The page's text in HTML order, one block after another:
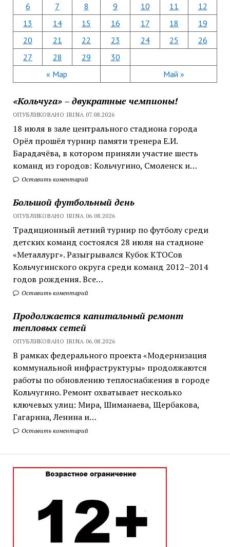
« Мар Май »
6
7 8 9 10 11
12
13
14 15 16 17 18
19
20
21 22 23 24 25
26
27
28 29 30
«Кольчуга» – двукратные чемпионы!
ОПУБЛИКОВАНО IRINA 07.08.2026
18 июля в зале центрального стадиона города
Орёл прошёл турнир памяти тренера Е.И.
Барадачёва, в котором приняли участие шесть
команд из городов: Кольчугино, Смоленск и…
Оставить коментарий
Большой футбольный день
ОПУБЛИКОВАНО IRINA 06.08.2026
Традиционный летний турнир по футболу среди
детских команд состоялся 28 июля на стадионе
«Металлург». Разыгрывался Кубок КТОСов
Кольчугинского округа среди команд 2012–2014
годов рождения. Все…
Оставить коментарий
Продолжается капитальный ремонт
тепловых сетей
ОПУБЛИКОВАНО IRINA 06.08.2026
В рамках федерального проекта «Модернизация
коммунальной инфраструктуры» продолжаются
работы по обновлению теплоснабжения в городе
Кольчугино. Ремонт охватывает несколько
ключевых улиц: Мира, Шиманаева, Щербакова,
Гагарина, Ленина и…
Оставить коментарий